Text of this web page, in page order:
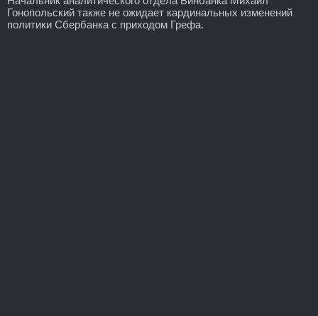
Гонопольский также не ожидает кардинальных изменений
политики Сбербанка с приходом Грефа.